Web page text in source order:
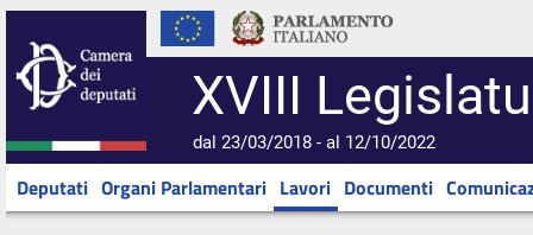
XVIII
dal 23/03/2018 - al 12/10/2022
Deputati Organi Parlamentari Lavori Documenti